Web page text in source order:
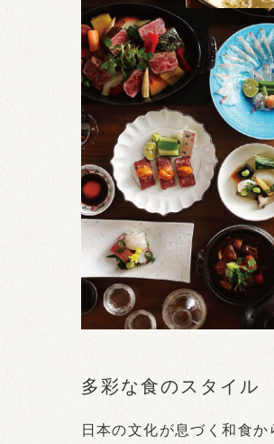
多彩な食のスタイル
日本の文化が息づく和食か